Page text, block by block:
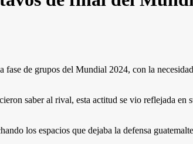
de grupos del Mundial 2024, con la
saber al rival, esta actitud se vio reflejada
los espacios que dejaba la defensa